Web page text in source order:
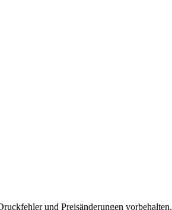
und Preisänderungen vorbehalten.